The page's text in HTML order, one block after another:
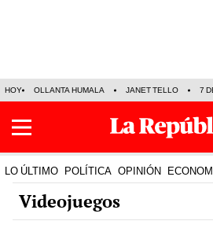
HOY OLLANTA HUMALA JANET TELLO 7
LO ÚLTIMO POLÍTICA OPINIÓN
Videojuegos